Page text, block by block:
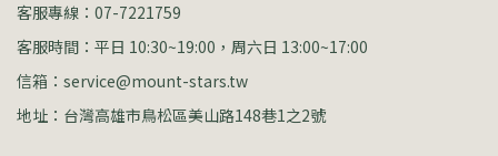
客服專線：07-7221759
客服時間：平日 10:30~19:00，周六日 13:00~17:00
信箱：service@mount-stars.tw
地址：台灣高雄市鳥松區美山路148巷1之2號